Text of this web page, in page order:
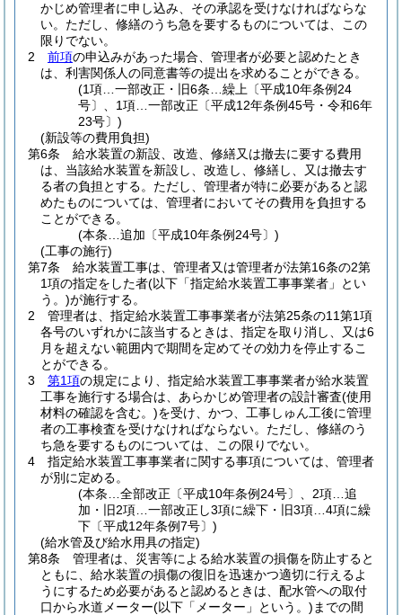
かじめ管理者に申し込み、その承認を受けなければならな
い。 ただし、修繕のうち急を要するものについては、この
限りでない。
2
前項の申込みがあった場合、管理者が必要と認めたとき
は、利害関係人の同意書等の提出を求めることができる。
(1項…一部改正・旧6条…繰上〔平成10年条例24
号〕、1項…一部改正〔平成12年条例45号・令和6年
23号〕)
(新設等の費用負担)
第6条
給水装置の新設、改造、修繕又は撤去に要する費用
は、当該給水装置を新設し、改造し、修繕し、又は撤去す
る者の負担とする。 ただし、管理者が特に必要があると認
めたものについては、管理者においてその費用を負担する
ことができる。
(本条…追加〔平成10年条例24号〕)
(工事の施行)
第7条
給水装置工事は、管理者又は管理者が法第16条の2第
1項の指定をした者(以下「指定給水装置工事事業者」とい
う。)が施行する。
2
管理者は、指定給水装置工事事業者が法第25条の11第1項
各号のいずれかに該当するときは、指定を取り消し、又は6
月を超えない範囲内で期間を定めてその効力を停止するこ
とができる。
3
第1項の規定により、指定給水装置工事事業者が給水装置
工事を施行する場合は、あらかじめ管理者の設計審査(使用
材料の確認を含む。)を受け、かつ、工事しゅん工後に管理
者の工事検査を受けなければならない。 ただし、修繕のう
ち急を要するものについては、この限りでない。
4
指定給水装置工事事業者に関する事項については、管理者
が別に定める。
(本条…全部改正〔平成10年条例24号〕、2項…追
加・旧2項…一部改正し3項に繰下・旧3項…4項に繰
下〔平成12年条例7号〕)
(給水管及び給水用具の指定)
第8条
管理者は、災害等による給水装置の損傷を防止すると
ともに、給水装置の損傷の復旧を迅速かつ適切に行えるよ
うにするため必要があると認めるときは、配水管への取付
口から水道メーター(以下「メーター」という。) までの間